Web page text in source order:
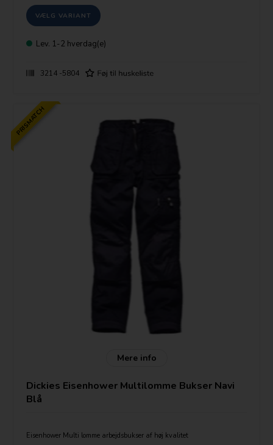
Livvidde ( cm/tomme er angivet)
Bukselængde:
S(kort) op til 158-169 cm høj
T(lang) :182-193)
Lev. 1-2 hverdag(e)
3214 -5804
PRISMATCH
Mere info
Dickies Eisenhower Multilomme Bukser Navi
Blå
Eisenhower Multi lomme arbejdsbukser af høj kvalitet